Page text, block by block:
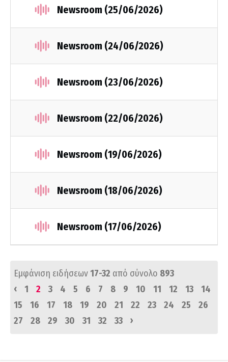
Newsroom (25/06/2026)
Newsroom (24/06/2026)
Newsroom (23/06/2026)
Newsroom (22/06/2026)
Newsroom (19/06/2026)
Newsroom (18/06/2026)
Newsroom (17/06/2026)
Εμφάνιση ειδήσεων17-32 από σύνολο 893
‹
1 2 3 4 5 6 7 8 9 10 11 12 13
14
15
16 17 18 19 20 21 22 23 24 25
26
27
28 29 30 31 32 33 ›